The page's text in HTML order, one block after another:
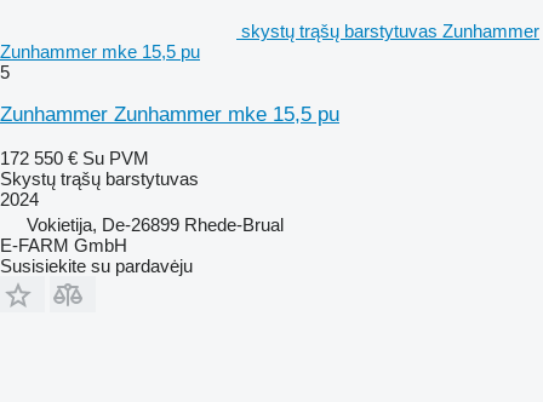
skystų trąšų barstytuvas Zunhammer
Zunhammer mke 15,5 pu
5
Zunhammer Zunhammer mke 15,5 pu
172 550 € Su PVM
Skystų trąšų barstytuvas
2024
Vokietija, De-26899 Rhede-Brual
E-FARM GmbH
Susisiekite su pardavėju